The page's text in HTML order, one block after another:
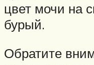
цвет мочи на
бурый.
Обратите